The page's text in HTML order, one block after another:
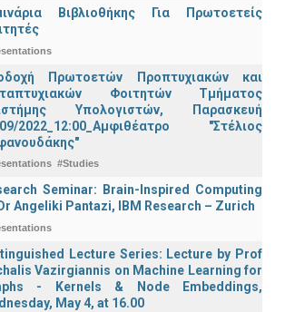
Βιβλιοθήκης Για Πρωτοετείς
Πρωτοετών Προπτυχιακών και
Φοιτητών Τμήματος
Υπολογιστών, Παρασκευή
2022_12:00_Αμφιθέατρο "Στέλιος
#Studies
Seminar: Brain-Inspired Computing
Angeliki Pantazi, IBM Research – Zurich
Lecture Series: Lecture by Prof
Vazirgiannis on Machine Learning for
- Kernels & Νode Εmbeddings,
May 4, at 16.00